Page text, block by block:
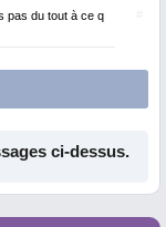
pas du tout à ce q
ci-dessus.